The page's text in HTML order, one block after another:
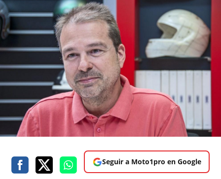
Seguir a Moto1pro en Google